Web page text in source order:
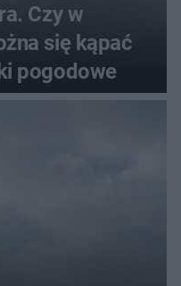
Czy w
się kąpać
pogodowe